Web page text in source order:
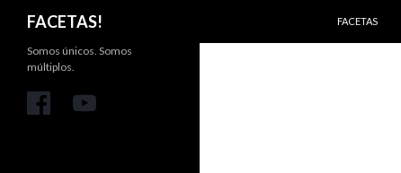
FACETAS!
FACETAS
Somos únicos. Somos
múltiplos.